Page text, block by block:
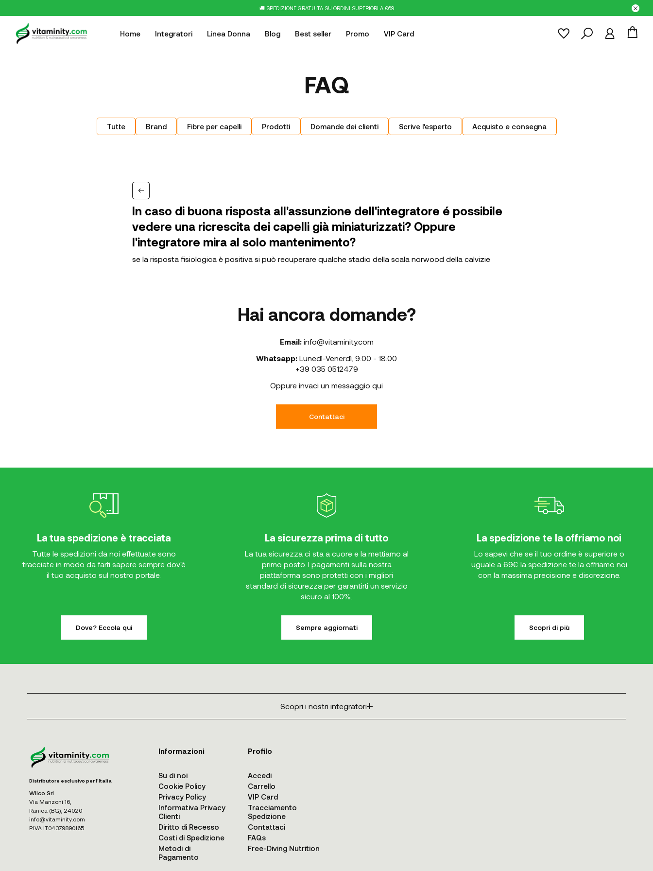
🚚 SPEDIZIONE GRATUITA SU ORDINI SUPERIORI A €69
Home Integratori Linea Donna Blog Best seller Promo VIP Card
FAQ
Tutte Brand Fibre per capelli Prodotti Domande dei clienti Scrive l'esperto Acquisto e consegna
In caso di buona risposta all'assunzione dell'integratore é possibile
vedere una ricrescita dei capelli già miniaturizzati? Oppure
l'integratore mira al solo mantenimento?
se la risposta fisiologica è positiva si può recuperare qualche stadio della scala norwood della calvizie
Hai ancora domande?
Email: info@vitaminity.com
Whatsapp: Lunedì-Venerdì 9:00 - 18:00
+39 035 0512479
Oppure invaci un messaggio qui
Contattaci
La tua spedizione è tracciata
Tutte le spedizioni da noi effettuate sono
tracciate in modo da farti sapere sempre dov'è
il tuo acquisto sul nostro portale.
Dove? Eccola qui
La sicurezza prima di tutto
La tua sicurezza ci sta a cuore e la mettiamo al
primo posto. I pagamenti sulla nostra
piattaforma sono protetti con i migliori
standard di sicurezza per garantirti un servizio
sicuro al 100%.
Sempre aggiornati
La spedizione te la offriamo noi
Lo sapevi che se il tuo ordine è superiore o
uguale a 69€ la spedizione te la offriamo noi
con la massima precisione e discrezione.
Scopri di più
Scopri i nostri integratori
Distributore esclusivo per l'Italia
Wilco Srl
Via Manzoni 16,
Ranica (BG), 24020
info@vitaminity.com
P.IVA IT04379890165
Informazioni
Su di noi
Cookie Policy
Privacy Policy
Informativa Privacy
Clienti
Diritto di Recesso
Costi di Spedizione
Metodi di
Pagamento
Profilo
Accedi
Carrello
VIP Card
Tracciamento
Spedizione
Contattaci
FAQs
Free-Diving Nutrition